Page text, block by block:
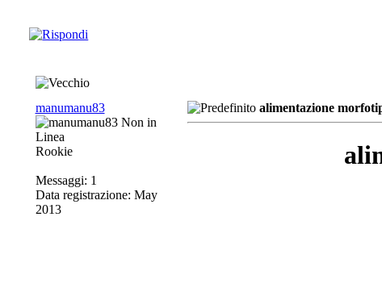
manumanu83
Rookie
Messaggi: 1
Data registrazione: May
2013
alimentazione